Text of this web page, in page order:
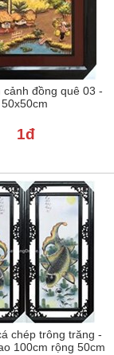
cảnh đồng quê 03 -
50x50cm
1đ
chép trông trăng -
100cm rộng 50cm